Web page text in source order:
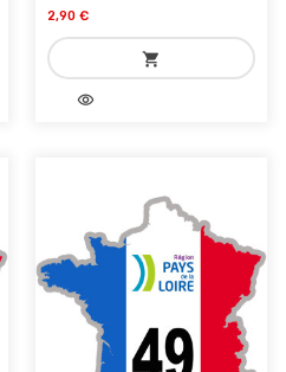
2,90 €
shopping_cart
add_shopping_cartvisibility